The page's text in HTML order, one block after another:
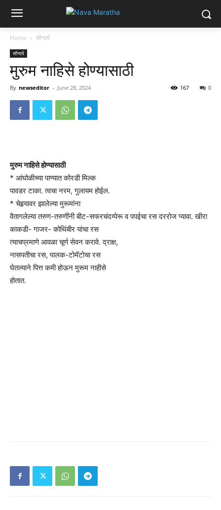
Home सौन्दर्य
सौन्दर्य
मुरुम नाहिसे होण्यासाठी
By newseditor - June 28, 2024 0
167
मुरुम नाहिसे होण्यासाठी
* आंघोळीच्या पाण्यात कोरडी मिल्क
पावडर टाका. त्वचा नरम, गुलायम होईल.
* चेहर्‍यावर झालेल्या मुरूमांना
वैतागलेल्या तरुण-तरुणींनी बीट-सफरचंदय्पेरू व पपईचा रस दररोज प्यावा. खीरा
काकडी- गाजर- कोथिंबीर यांचा रस
त्याचप्रमाणे आवळा चूर्ण सेवन करावे. द्राक्ष,
नासपतीचा रस, पालक-टोमॅटोचा रस
घेतल्याने पित्त कमी होऊन मुरूम नाहीसे
होतात.